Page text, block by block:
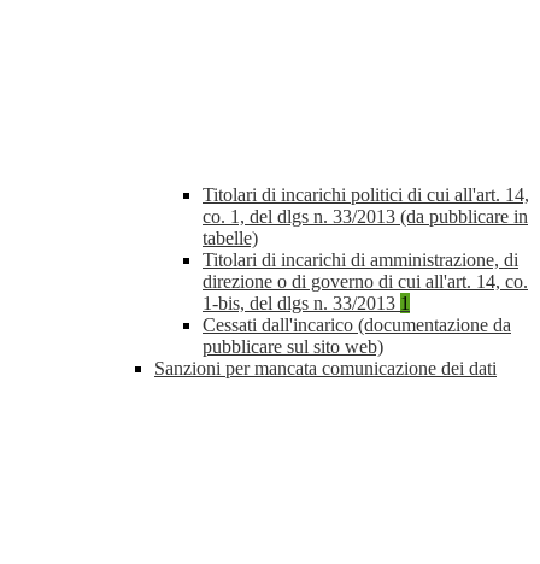
Titolari di incarichi politici di cui all'art. 14,
co. 1, del dlgs n. 33/2013 (da pubblicare in
tabelle)
Titolari di incarichi di amministrazione, di
direzione o di governo di cui all'art. 14, co.
1-bis, del dlgs n. 33/2013 1
Cessati dall'incarico (documentazione da
pubblicare sul sito web)
Sanzioni per mancata comunicazione dei dati